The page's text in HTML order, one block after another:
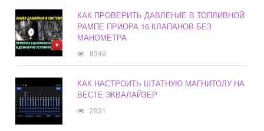
КАК ПРОВЕРИТЬ ДАВЛЕНИЕ В ТОПЛИВНОЙ
РАМПЕ ПРИОРА 16 КЛАПАНОВ БЕЗ
МАНОМЕТРА
8349
КАК НАСТРОИТЬ ШТАТНУЮ МАГНИТОЛУ НА
ВЕСТЕ ЭКВАЛАЙЗЕР
2931